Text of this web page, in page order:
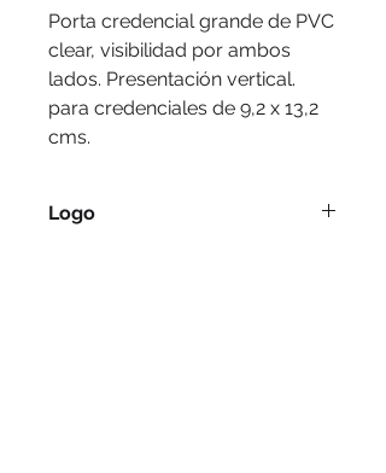
Porta credencial grande de PVC
clear, visibilidad por ambos
lados. Presentación vertical.
para credenciales de 9,2 x 13,2
cms.
Logo